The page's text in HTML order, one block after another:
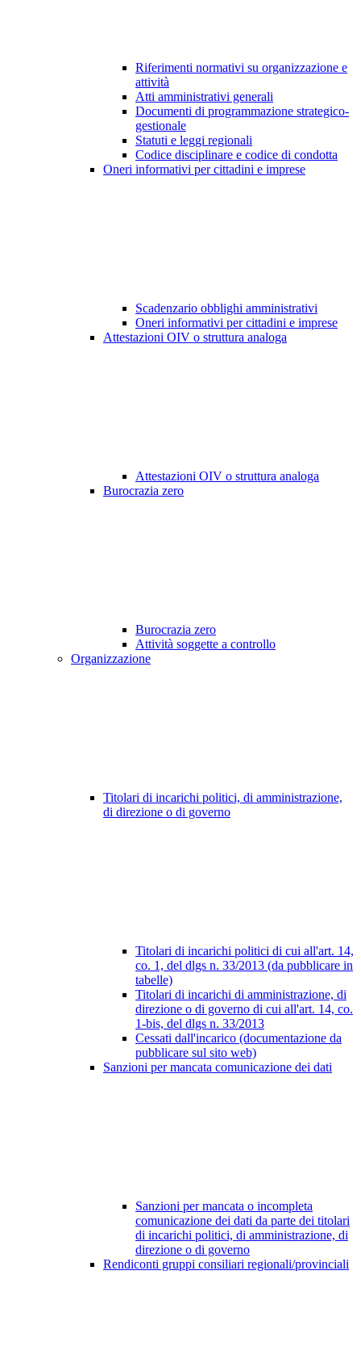
Riferimenti normativi su organizzazione e
attività
Atti amministrativi generali
Documenti di programmazione strategico-
gestionale
Statuti e leggi regionali
Codice disciplinare e codice di condotta
Oneri informativi per cittadini e imprese
Scadenzario obblighi amministrativi
Oneri informativi per cittadini e imprese
Attestazioni OIV o struttura analoga
Attestazioni OIV o struttura analoga
Burocrazia zero
Burocrazia zero
Attività soggette a controllo
Organizzazione
Titolari di incarichi politici, di amministrazione,
di direzione o di governo
Titolari di incarichi politici di cui all'art. 14,
co. 1, del dlgs n. 33/2013 (da pubblicare in
tabelle)
Titolari di incarichi di amministrazione, di
direzione o di governo di cui all'art. 14, co.
1-bis, del dlgs n. 33/2013
Cessati dall'incarico (documentazione da
pubblicare sul sito web)
Sanzioni per mancata comunicazione dei dati
Sanzioni per mancata o incompleta
comunicazione dei dati da parte dei titolari
di incarichi politici, di amministrazione, di
direzione o di governo
Rendiconti gruppi consiliari regionali/provinciali